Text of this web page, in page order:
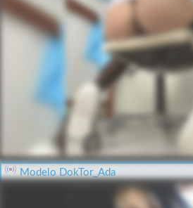
Modelo DokTor_Ada